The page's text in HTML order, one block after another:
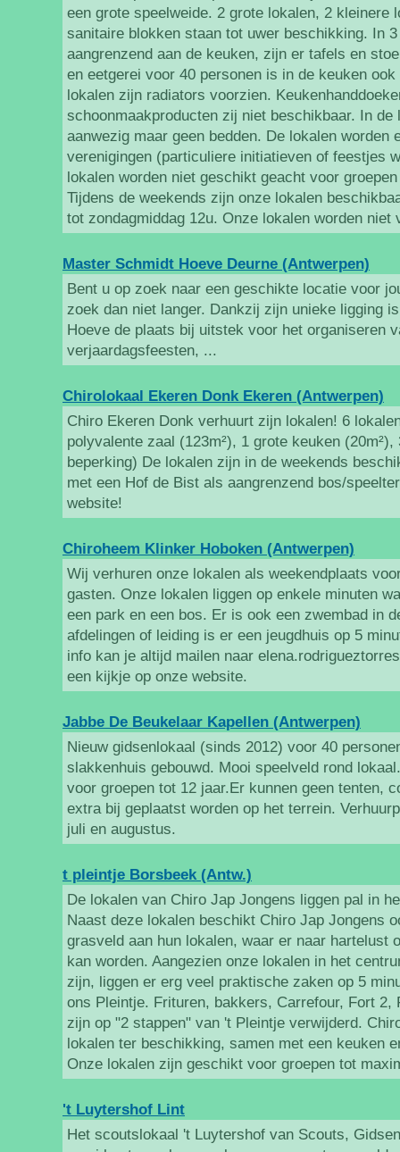
een grote speelweide. 2 grote lokalen, 2 kleinere
sanitaire blokken staan tot uwer beschikking. In
aangrenzend aan de keuken, zijn er tafels en
en eetgerei voor 40 personen is in de keuken
lokalen zijn radiators voorzien.
schoonmaakproducten zij niet beschikbaar. In de
aanwezig maar geen bedden. De lokalen worden
verenigingen (particuliere initiatieven of feestjes
lokalen worden niet geschikt geacht voor
Tijdens de weekends zijn onze lokalen
tot zondagmiddag 12u. Onze lokalen worden niet
Master Schmidt Hoeve Deurne (Antwerpen)
Bent u op zoek naar een geschikte locatie voor
zoek dan niet langer. Dankzij zijn unieke ligging
Hoeve de plaats bij uitstek voor het organiseren
verjaardagsfeesten, ...
Chirolokaal Ekeren Donk Ekeren (Antwerpen)
Chiro Ekeren Donk verhuurt zijn lokalen! 6
polyvalente zaal (123m²), 1 grote keuken
beperking) De lokalen zijn in de weekends
met een Hof de Bist als aangrenzend bos/
website!
Chiroheem Klinker Hoboken (Antwerpen)
Wij verhuren onze lokalen als weekendplaats
gasten. Onze lokalen liggen op enkele minuten
een park en een bos. Er is ook een zwembad in
afdelingen of leiding is er een jeugdhuis op 5
info kan je altijd mailen naar
een kijkje op onze website.
Jabbe De Beukelaar Kapellen (Antwerpen)
Nieuw gidsenlokaal (sinds 2012) voor 40
slakkenhuis gebouwd. Mooi speelveld rond
voor groepen tot 12 jaar.Er kunnen geen tenten,
extra bij geplaatst worden op het terrein.
juli en augustus.
t pleintje Borsbeek (Antw.)
De lokalen van Chiro Jap Jongens liggen pal in
Naast deze lokalen beschikt Chiro Jap Jongens
grasveld aan hun lokalen, waar er naar hartelust
kan worden. Aangezien onze lokalen in het
zijn, liggen er erg veel praktische zaken op 5
ons Pleintje. Frituren, bakkers, Carrefour, Fort 2,
zijn op "2 stappen" van 't Pleintje verwijderd.
lokalen ter beschikking, samen met een keuken
Onze lokalen zijn geschikt voor groepen tot
't Luytershof Lint
Het scoutslokaal 't Luytershof van Scouts,